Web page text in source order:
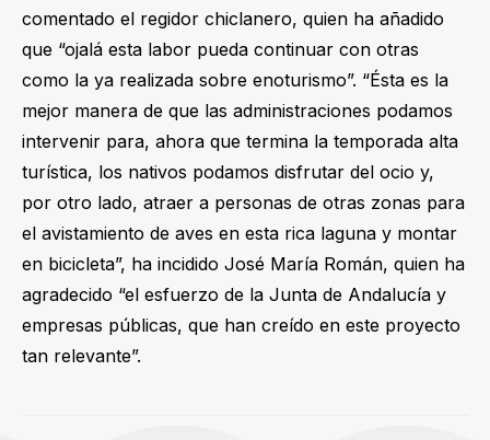
comentado el regidor chiclanero, quien ha añadido
que “ojalá esta labor pueda continuar con otras
como la ya realizada sobre enoturismo”. “Ésta es la
mejor manera de que las administraciones podamos
intervenir para, ahora que termina la temporada alta
turística, los nativos podamos disfrutar del ocio y,
por otro lado, atraer a personas de otras zonas para
el avistamiento de aves en esta rica laguna y montar
en bicicleta”, ha incidido José María Román, quien ha
agradecido “el esfuerzo de la Junta de Andalucía y
empresas públicas, que han creído en este proyecto
tan relevante”.